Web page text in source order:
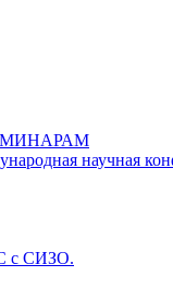
научная
с СИЗО.